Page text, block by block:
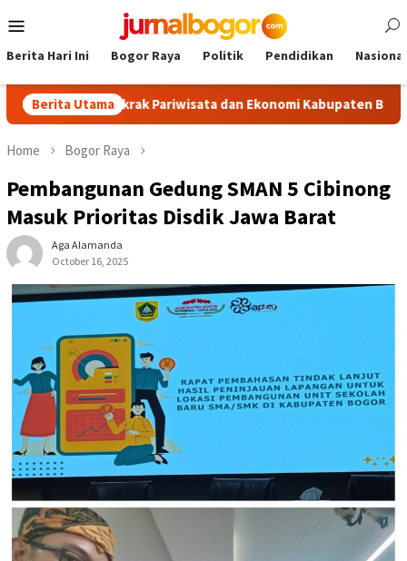
to
Menu
Berita Hari Ini Bogor Raya Politik Pendidikan Nasional
Berita Utama
Pariwisata dan Ekonomi Kabupaten Bogor
Home Bogor Raya
Pembangunan Gedung SMAN 5 Cibinong
Masuk Prioritas Disdik Jawa Barat
Aga Alamanda
October 16, 2025